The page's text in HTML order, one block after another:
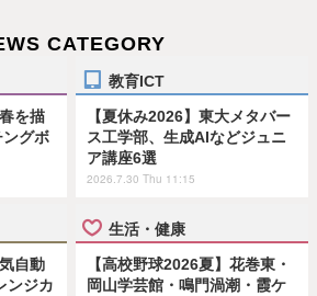
CATEGORY
を描
ングボ
教育ICT
【夏休み2026】東大メタバー
ス工学部、生成AIなどジュニ
ア講座6選
2026.7.30 Thu 11:15
自動
ンジカ
生活・健康
【高校野球2026夏】花巻東・
岡山学芸館・鳴門渦潮・霞ケ